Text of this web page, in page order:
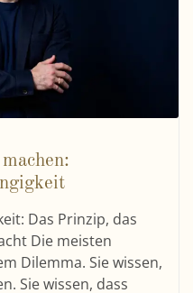
Das Prinzip, das
Die meisten
Dilemma. Sie wissen,
Sie wissen, dass